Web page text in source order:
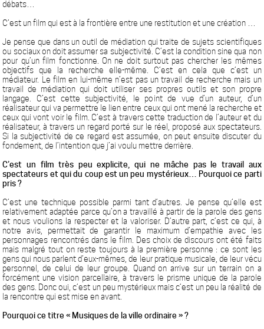
débats…
C’est un film qui est à la frontière entre une restitution et une création …
Je pense que dans un outil de médiation qui traite de sujets scientifiques
ou sociaux on doit assumer sa subjectivité. C’est la condition sine qua non
pour qu’un film fonctionne. On ne doit surtout pas chercher les mêmes
objectifs que la recherche elle-même. C’est en cela que c’est un
médiateur. Le film en lui-même n’est pas un travail de recherche mais un
travail de médiation qui doit utiliser ses propres outils et son propre
langage. C’est cette subjectivité, le point de vue d’un auteur, d’un
réalisateur qui va permettre le lien entre ceux qui ont mené la recherche et
ceux qui vont voir le film. C’est à travers cette traduction de l’auteur et du
réalisateur, à travers un regard porté sur le réel, proposé aux spectateurs.
Si la subjectivité de ce regard est assumée, on peut ensuite discuter du
fondement, de l’intention que j’ai voulu mettre derrière.
C’est un film très peu explicite, qui ne mâche pas le travail aux
spectateurs et qui du coup est un peu mystérieux… Pourquoi ce parti
pris ?
C’est une technique possible parmi tant d’autres. Je pense qu’elle est
relativement adaptée parce qu’on a travaillé à partir de la parole des gens
et nous voulions la respecter et la valoriser. D’autre part, c’est ce qui, à
notre avis, permettait de garantir le maximum d’empathie avec les
personnages rencontrés dans le film. Des choix de discours ont été faits
mais malgré tout on reste toujours à la première personne : ce sont les
gens qui nous parlent d’eux-mêmes, de leur pratique musicale, de leur vécu
personnel, de celui de leur groupe. Quand on arrive sur un terrain on a
forcément une vision parcellaire, à travers le prisme unique de la parole
des gens. Donc oui, c’est un peu mystérieux mais c’est un peu la réalité de
la rencontre qui est mise en avant.
Pourquoi ce titre « Musiques de la ville ordinaire » ?